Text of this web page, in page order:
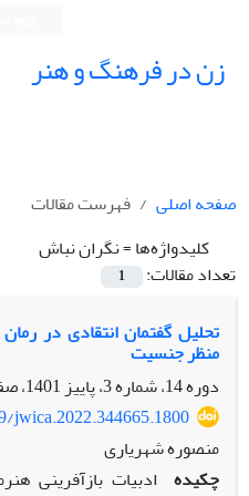
زن در فرهنگ و هنر
صفحه اصلی
فهرست مقالات
کلیدواژه‌ها =نگران نباش
تعداد مقالات:
1
تحلیل گفتمان انتقادی در
منظر جنسیت
دوره 14، شماره 3، پاییز 1401، صفحه
منصوره شهریاری
چکیده ادبیات بازآفرینی